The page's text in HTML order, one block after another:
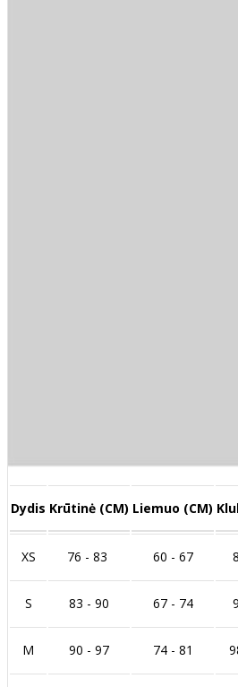
Dydis Krūtinė (CM) Liemuo (CM)
XS 76 - 83 60 - 67
S 83 - 90 67 - 74
M 90 - 97 74 - 81